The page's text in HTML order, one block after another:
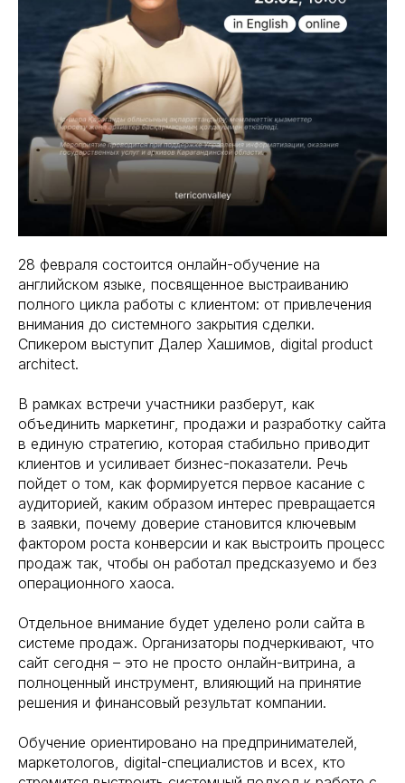
28 февраля состоится онлайн-обучение на
английском языке, посвященное выстраиванию
полного цикла работы с клиентом: от привлечения
внимания до системного закрытия сделки.
Спикером выступит Далер Хашимов, digital product
architect.
В рамках встречи участники разберут, как
объединить маркетинг, продажи и разработку сайта
в единую стратегию, которая стабильно приводит
клиентов и усиливает бизнес-показатели. Речь
пойдет о том, как формируется первое касание с
аудиторией, каким образом интерес превращается
в заявки, почему доверие становится ключевым
фактором роста конверсии и как выстроить процесс
продаж так, чтобы он работал предсказуемо и без
операционного хаоса.
Отдельное внимание будет уделено роли сайта в
системе продаж. Организаторы подчеркивают, что
сайт сегодня – это не просто онлайн-витрина, а
полноценный инструмент, влияющий на принятие
решения и финансовый результат компании.
Обучение ориентировано на предпринимателей,
маркетологов, digital-специалистов и всех, кто